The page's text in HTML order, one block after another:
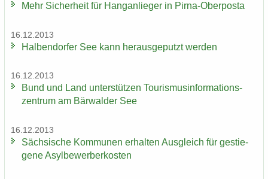
Mehr Si­cher­heit für Hang­an­lie­ger in Pirna-​Oberposta
16.12.2013
Hal­ben­dor­fer See kann her­aus­ge­putzt wer­den
16.12.2013
Bund und Land un­ter­stüt­zen Tou­ris­mus­in­for­ma­ti­ons­
zen­trum am Bär­wal­der See
16.12.2013
Säch­si­sche Kom­mu­nen er­hal­ten Aus­gleich für ge­stie­
ge­ne Asyl­be­wer­ber­kos­ten